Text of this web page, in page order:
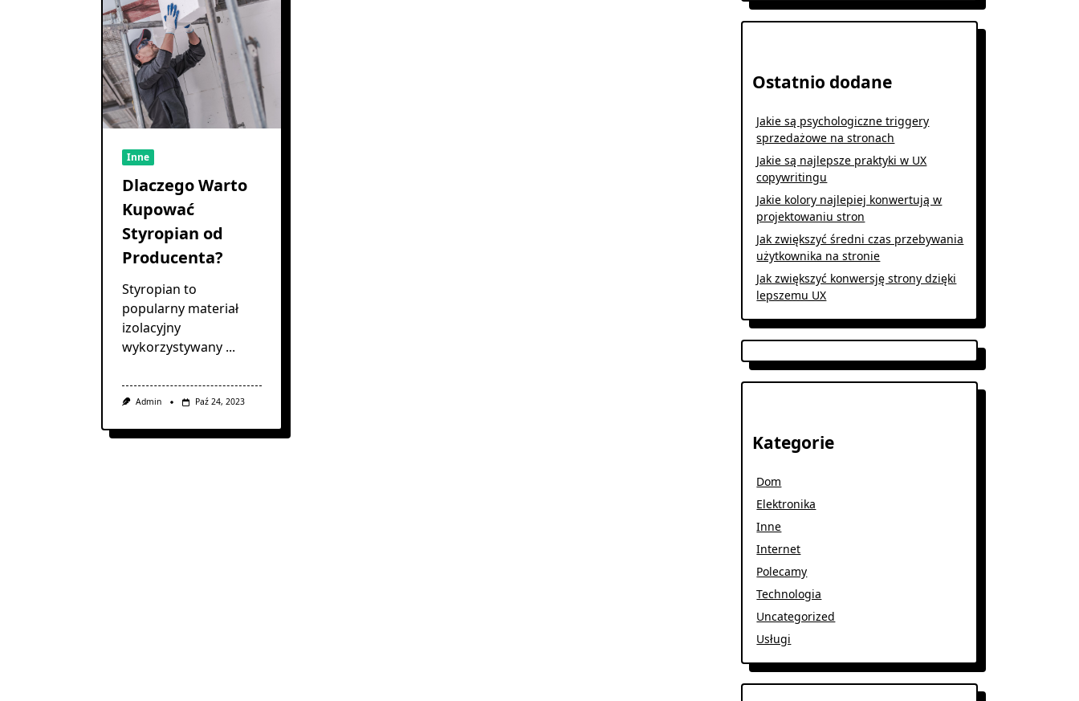
Inne
Dlaczego Warto
Kupować
Styropian od
Producenta?
Styropian to
popularny materiał
izolacyjny
wykorzystywany ...
Admin Paź 24, 2023
Ostatnio dodane
Jakie są psychologiczne triggery
sprzedażowe na stronach
Jakie są najlepsze praktyki w UX
copywritingu
Jakie kolory najlepiej konwertują w
projektowaniu stron
Jak zwiększyć średni czas przebywania
użytkownika na stronie
Jak zwiększyć konwersję strony dzięki
lepszemu UX
Kategorie
Dom
Elektronika
Inne
Internet
Polecamy
Technologia
Uncategorized
Usługi